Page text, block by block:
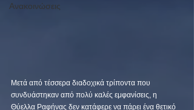
Ανακοινώσεις
Μετά από τέσσερα διαδοχικά τρίποντα που
συνδυάστηκαν από πολύ καλές εμφανίσεις, η
Θύελλα Ραφήνας δεν κατάφερε να πάρει ένα θετικό